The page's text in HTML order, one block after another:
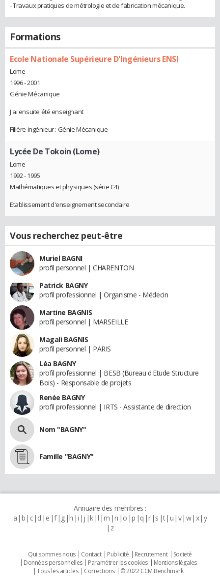
- Travaux pratiques de métrologie et de fabrication mécanique.
Formations
Ecole Nationale Supérieure D'Ingénieurs ENSI
Lome
1996 - 2001
Génie Mécanique
J'ai ensuite été enseignant
Filière ingénieur : Génie Mécanique
Lycée De Tokoin (Lome)
Lome
1992 - 1995
Mathématiques et physiques (série C4)
Etablissement d'enseignement secondaire
Vous recherchez peut-être
Muriel BAGNI
profil personnel | CHARENTON
Patrick BAGNY
profil professionnel | Organisme - Médecin
Martine BAGNIS
profil personnel | MARSEILLE
Magali BAGNIS
profil personnel | PARIS
Léa BAGNY
profil professionnel | BESB (Bureau d'Etude Structure
Bois) - Responsable de projets
Renée BAGNY
profil professionnel | IRTS - Assistante de direction
Nom "BAGNY"
Famille "BAGNY"
Annuaire des membres :
a b c d e f g h i j k l m n o p q r s t u v w x y
z
Qui sommes nous Contact Publicité Recrutement
Societé
Données personnelles
Paramétrer les cookies
Mentions légales
Tous les articles
Corrections © 2022 CCM Benchmark